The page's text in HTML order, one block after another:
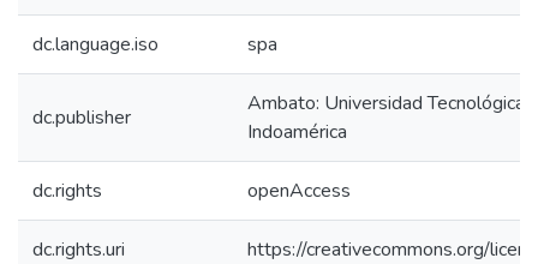
dc.language.iso spa
dc.publisher
Ambato: Universidad Tecnológica
Indoamérica
dc.rights openAccess
dc.rights.uri https://creativecommons.org/